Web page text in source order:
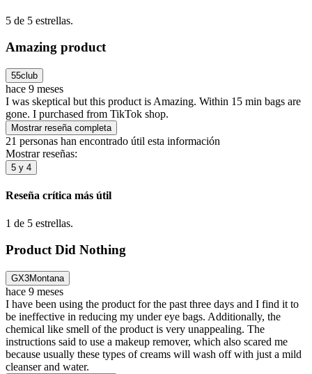
5 de 5 estrellas.
Amazing product
55club
hace 9 meses
I was skeptical but this product is Amazing. Within 15 min bags are
gone. I purchased from TikTok shop.
Mostrar reseña completa
21 personas han encontrado útil esta información
Mostrar reseñas:
5 y 4
Reseña crítica más útil
1 de 5 estrellas.
Product Did Nothing
GX3Montana
hace 9 meses
I have been using the product for the past three days and I find it to
be ineffective in reducing my under eye bags. Additionally, the
chemical like smell of the product is very unappealing. The
instructions said to use a makeup remover, which also scared me
because usually these types of creams will wash off with just a mild
cleanser and water.